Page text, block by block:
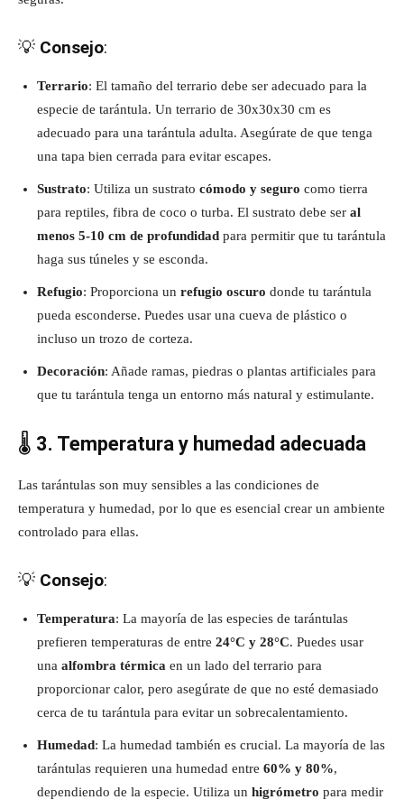
💡 Consejo:
Terrario: El tamaño del terrario debe ser adecuado para la
especie de tarántula. Un terrario de 30x30x30 cm es
adecuado para una tarántula adulta. Asegúrate de que tenga
una tapa bien cerrada para evitar escapes.
Sustrato: Utiliza un sustrato cómodo y seguro como tierra
para reptiles, fibra de coco o turba. El sustrato debe ser al
menos 5-10 cm de profundidad para permitir que tu tarántula
haga sus túneles y se esconda.
Refugio: Proporciona un refugio oscuro donde tu tarántula
pueda esconderse. Puedes usar una cueva de plástico o
incluso un trozo de corteza.
Decoración: Añade ramas, piedras o plantas artificiales para
que tu tarántula tenga un entorno más natural y estimulante.
🌡️ 3. Temperatura y humedad adecuada
Las tarántulas son muy sensibles a las condiciones de
temperatura y humedad, por lo que es esencial crear un ambiente
controlado para ellas.
💡 Consejo:
Temperatura: La mayoría de las especies de tarántulas
prefieren temperaturas de entre 24°C y 28°C. Puedes usar
una alfombra térmica en un lado del terrario para
proporcionar calor, pero asegúrate de que no esté demasiado
cerca de tu tarántula para evitar un sobrecalentamiento.
Humedad: La humedad también es crucial. La mayoría de las
tarántulas requieren una humedad entre 60% y 80%,
dependiendo de la especie. Utiliza un higrómetro para medir